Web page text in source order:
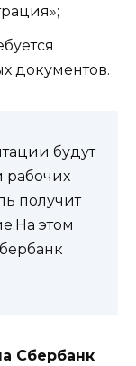
документов.
будут
рабочих
получит
этом
Сбербанк